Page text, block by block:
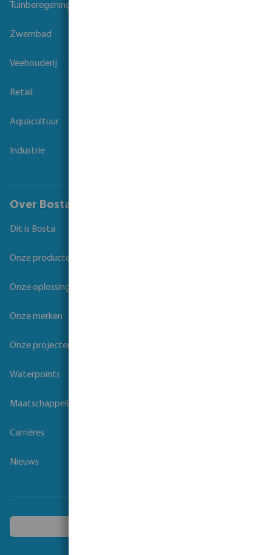
Tuinberegening
Zwembad
Veehouderij
Retail
Aquacultuur
Industrie
Over Bosta
Dit is Bosta
Onze producten
Onze oplossingen
Onze merken
Onze projecten
Waterpoints
Maatschappelijk verantwoord ondernemen
Carrières
Nieuws